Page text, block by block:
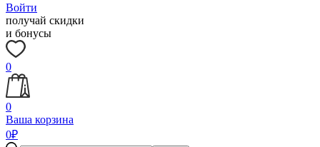
Войти
получай скидки
и бонусы
0
0
Ваша корзина
0₽